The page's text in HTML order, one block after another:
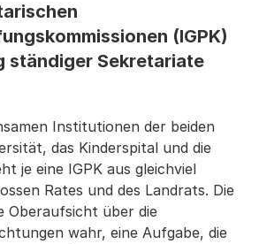
(IGPK)
ständiger Sekretariate
Institutionen der beiden
das Kinderspital und die
je eine IGPK aus gleichviel
Rates und des Landrats. Die
Oberaufsicht über die
wahr, eine Aufgabe, die